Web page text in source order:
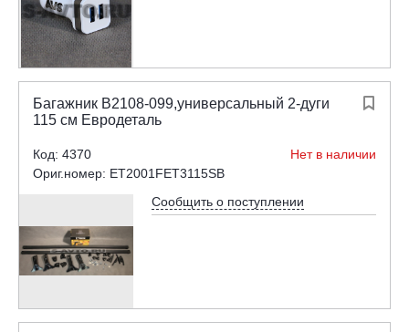

Багажник В2108-099,универсальный 2-дуги
115 см Евродеталь
Код: 4370
Нет в наличии
Ориг.номер: ET2001FET3115SB
Сообщить о поступлении